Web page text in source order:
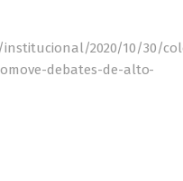
2020/10/30/
debates-de-alto-